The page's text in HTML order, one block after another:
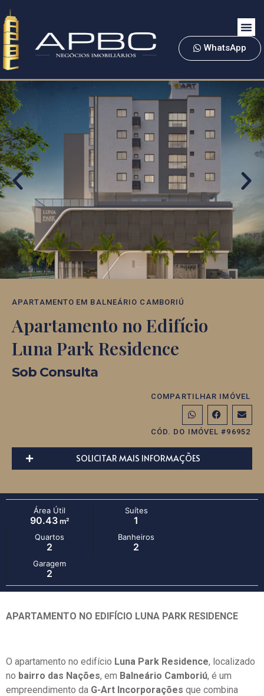
WhatsApp
APARTAMENTO EM BALNEÁRIO CAMBORIÚ
Apartamento no Edifício
Luna Park Residence
Sob Consulta
COMPARTILHAR IMÓVEL
CÓD. DO IMÓVEL #96952
SOLICITAR MAIS INFORMAÇÕES
Área Útil
90.43m²
Suítes
1
Quartos
2
Banheiros
2
Garagem
2
APARTAMENTO NO EDIFÍCIO LUNA PARK RESIDENCE
O apartamento no edifício Luna Park Residence, localizado
no bairro das Nações, em Balneário Camboriú, é um
empreendimento da G-Art Incorporações que combina